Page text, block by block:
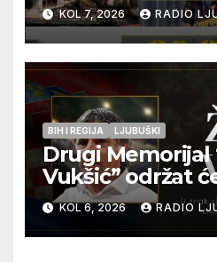
Kraljevića i
pripadnika HOS-
KOL 7, 2026 RADIO
BIH I REGIJA LJUBUŠKI
Drugi Memorijal
Vukšić” održat
12. kolovoza u
KOL 6, 2026 RADIO